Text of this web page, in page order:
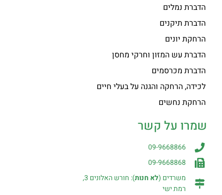
הדברת נמלים
הדברת תיקנים
הרחקת יונים
הדברת עש המזון וחרקי מחסן
הדברת מכרסמים
לכידה, הרחקה והגנה על בעלי חיים
הרחקת נחשים
שמרו על קשר
09-9668866
09-9668868
משרדים (לא חנות): חורש האלונים 3,
רמת ישי